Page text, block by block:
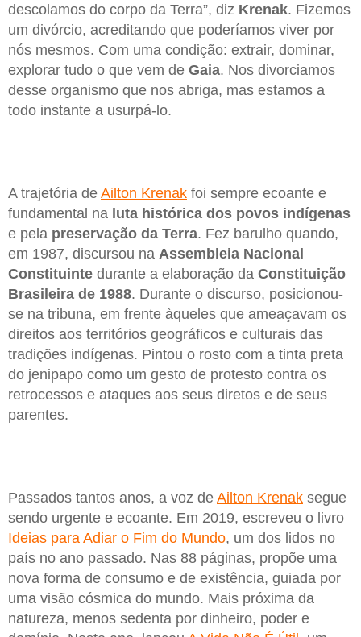
descolamos do corpo da Terra”, diz Krenak. Fizemos
um divórcio, acreditando que poderíamos viver por
nós mesmos. Com uma condição: extrair, dominar,
explorar tudo o que vem de Gaia. Nos divorciamos
desse organismo que nos abriga, mas estamos a
todo instante a usurpá-lo.
A trajetória de Ailton Krenak foi sempre ecoante e
fundamental na luta histórica dos povos indígenas
e pela preservação da Terra. Fez barulho quando,
em 1987, discursou na Assembleia Nacional
Constituinte durante a elaboração da Constituição
Brasileira de 1988. Durante o discurso, posicionou-
se na tribuna, em frente àqueles que ameaçavam os
direitos aos territórios geográficos e culturais das
tradições indígenas. Pintou o rosto com a tinta preta
do jenipapo como um gesto de protesto contra os
retrocessos e ataques aos seus diretos e de seus
parentes.
Passados tantos anos, a voz de Ailton Krenak segue
sendo urgente e ecoante. Em 2019, escreveu o livro
Ideias para Adiar o Fim do Mundo, um dos lidos no
país no ano passado. Nas 88 páginas, propõe uma
nova forma de consumo e de existência, guiada por
uma visão cósmica do mundo. Mais próxima da
natureza, menos sedenta por dinheiro, poder e